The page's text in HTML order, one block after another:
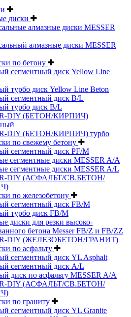
диски
алмазные диски MESSER
алмазные диски MESSER
по бетону
сегментный диск Yellow Line
турбо диск Yellow Line Beton
сегментный диск B/L
турбо диск B/L
DIY (БЕТОН/КИРПИЧ)
DIY (БЕТОН/КИРПИЧ) турбо
по свежему бетону
сегментный диск PF/M
сегментные диски MESSER A/A
сегментные диски MESSER A/L
DIY (АСФАЛЬТ/СВ.БЕТОН/
по железобетону
сегментный диск FB/M
турбо диск FB/M
диски для резки высоко-
бетона Messer FB/Z и FB/ZZ
DIY (ЖЕЛЕЗОБЕТОН/ГРАНИТ)
по асфальту
сегментный диск YL Asphalt
сегментный диск A/L
диск по асфальту MESSER A/A
DIY (АСФАЛЬТ/СВ.БЕТОН/
по граниту
сегментный диск YL Granite